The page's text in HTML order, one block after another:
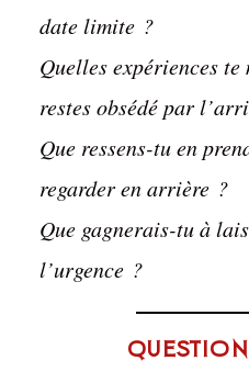
date limite ?
Quelles expériences
restes obsédé par
Que ressens-tu en
regarder en arrière ?
Que gagnerais-tu à
l’urgence ?